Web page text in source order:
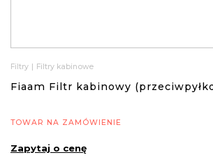
Filtry Filtry kabinowe
Fiaam Filtr kabinowy
TOWAR NA ZAMÓWIENIE
Zapytaj o cenę